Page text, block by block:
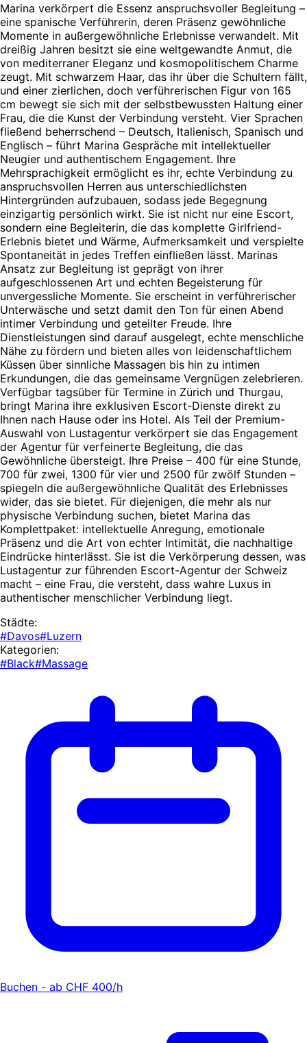
Marina verkörpert die Essenz anspruchsvoller Begleitung –
eine spanische Verführerin, deren Präsenz gewöhnliche
Momente in außergewöhnliche Erlebnisse verwandelt. Mit
dreißig Jahren besitzt sie eine weltgewandte Anmut, die
von mediterraner Eleganz und kosmopolitischem Charme
zeugt. Mit schwarzem Haar, das ihr über die Schultern fällt,
und einer zierlichen, doch verführerischen Figur von 165
cm bewegt sie sich mit der selbstbewussten Haltung einer
Frau, die die Kunst der Verbindung versteht. Vier Sprachen
fließend beherrschend – Deutsch, Italienisch, Spanisch und
Englisch – führt Marina Gespräche mit intellektueller
Neugier und authentischem Engagement. Ihre
Mehrsprachigkeit ermöglicht es ihr, echte Verbindung zu
anspruchsvollen Herren aus unterschiedlichsten
Hintergründen aufzubauen, sodass jede Begegnung
einzigartig persönlich wirkt. Sie ist nicht nur eine Escort,
sondern eine Begleiterin, die das komplette Girlfriend-
Erlebnis bietet und Wärme, Aufmerksamkeit und verspielte
Spontaneität in jedes Treffen einfließen lässt. Marinas
Ansatz zur Begleitung ist geprägt von ihrer
aufgeschlossenen Art und echten Begeisterung für
unvergessliche Momente. Sie erscheint in verführerischer
Unterwäsche und setzt damit den Ton für einen Abend
intimer Verbindung und geteilter Freude. Ihre
Dienstleistungen sind darauf ausgelegt, echte menschliche
Nähe zu fördern und bieten alles von leidenschaftlichem
Küssen über sinnliche Massagen bis hin zu intimen
Erkundungen, die das gemeinsame Vergnügen zelebrieren.
Verfügbar tagsüber für Termine in Zürich und Thurgau,
bringt Marina ihre exklusiven Escort-Dienste direkt zu
Ihnen nach Hause oder ins Hotel. Als Teil der Premium-
Auswahl von Lustagentur verkörpert sie das Engagement
der Agentur für verfeinerte Begleitung, die das
Gewöhnliche übersteigt. Ihre Preise – 400 für eine Stunde,
700 für zwei, 1300 für vier und 2500 für zwölf Stunden –
spiegeln die außergewöhnliche Qualität des Erlebnisses
wider, das sie bietet. Für diejenigen, die mehr als nur
physische Verbindung suchen, bietet Marina das
Komplettpaket: intellektuelle Anregung, emotionale
Präsenz und die Art von echter Intimität, die nachhaltige
Eindrücke hinterlässt. Sie ist die Verkörperung dessen, was
Lustagentur zur führenden Escort-Agentur der Schweiz
macht – eine Frau, die versteht, dass wahre Luxus in
authentischer menschlicher Verbindung liegt.
Städte:
#Davos#Luzern
Kategorien:
#Black#Massage
Buchen - ab CHF 400/h